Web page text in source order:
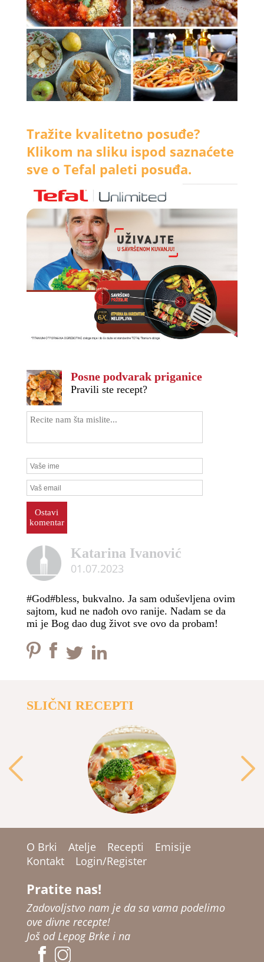
Tražite kvalitetno posuđe?
Klikom na sliku ispod saznaćete
sve o Tefal paleti posuđa.
Posne podvarak priganice
Pravili ste recept?
Ostavi
komentar
Katarina Ivanović
01.07.2023
#God#bless, bukvalno. Ja sam oduševljena ovim
sajtom, kud ne nađoh ovo ranije. Nadam se da
mi je Bog dao dug život sve ovo da probam!
SLIČNI RECEPTI
O Brki Atelje Recepti
Emisije
Kontakt
Login/Register
Pratite nas!
Zadovoljstvo nam je da sa vama podelimo
ove divne recepte!
Još od Lepog Brke i na